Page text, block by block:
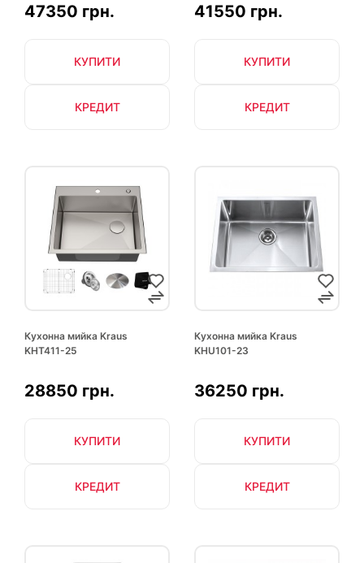
47350 грн.
КУПИТИ
КРЕДИТ
41550 грн.
КУПИТИ
КРЕДИТ
Кухонна мийка Kraus
KHT411-25
28850 грн.
КУПИТИ
КРЕДИТ
Кухонна мийка Kraus
KHU101-23
36250 грн.
КУПИТИ
КРЕДИТ